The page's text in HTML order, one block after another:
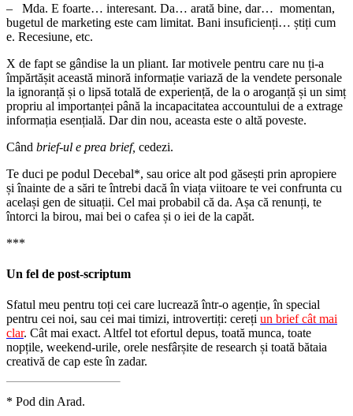
– Mda. E foarte… interesant. Da… arată bine, dar… momentan,
bugetul de marketing este cam limitat. Bani insuficienți… știți cum
e. Recesiune, etc.
X de fapt se gândise la un pliant. Iar motivele pentru care nu ți-a
împărtășit această minoră informație variază de la vendete personale
la ignoranță și o lipsă totală de experiență, de la o aroganță și un simț
propriu al importanței până la incapacitatea accountului de a extrage
informația esențială. Dar din nou, aceasta este o altă poveste.
Când brief-ul e prea brief, cedezi.
Te duci pe podul Decebal*, sau orice alt pod găsești prin apropiere
și înainte de a sări te întrebi dacă în viața viitoare te vei confrunta cu
același gen de situații. Cel mai probabil că da. Așa că renunți, te
întorci la birou, mai bei o cafea și o iei de la capăt.
***
Un fel de post-scriptum
Sfatul meu pentru toți cei care lucrează într-o agenție, în special
pentru cei noi, sau cei mai timizi, introvertiți: cereți un brief cât mai
clar. Cât mai exact. Altfel tot efortul depus, toată munca, toate
nopțile, weekend-urile, orele nesfârșite de research și toată bătaia
creativă de cap este în zadar.
* Pod din Arad.